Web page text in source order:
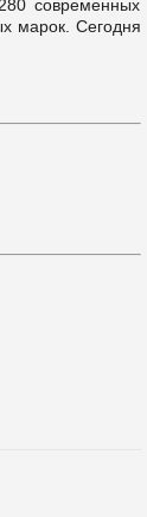
современных
марок. Сегодня